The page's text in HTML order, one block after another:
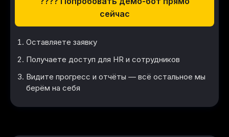
сейчас
Оставляете заявку
Получаете доступ для HR и сотрудников
Видите прогресс и отчёты — всё остальное мы
берём на себя